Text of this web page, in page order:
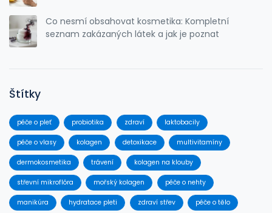
Co nesmí obsahovat kosmetika: Kompletní
seznam zakázaných látek a jak je poznat
Štítky
péče o pleť probiotika zdraví laktobacily
péče o vlasy kolagen detoxikace multivitamíny
dermokosmetika trávení kolagen na klouby
střevní mikroflóra mořský kolagen péče o nehty
manikúra hydratace pleti zdraví střev péče o tělo